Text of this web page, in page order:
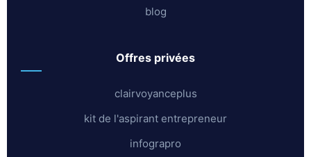
blog
offres privées
clairvoyanceplus
kit de l'aspirant entrepreneur
infograpro